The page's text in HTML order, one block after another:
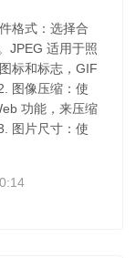
格式：选择合
JPEG 适用于照
标和标志，GIF
图像压缩：使
功能，来压缩
图片尺寸：使